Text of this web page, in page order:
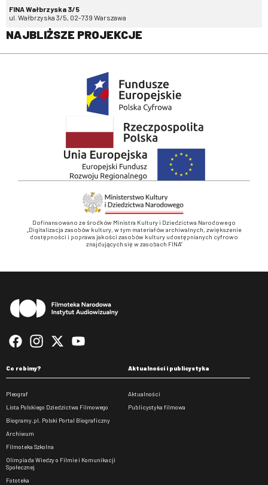
FINA Wałbrzyska 3/5
ul. Wałbrzyska 3/5, 02-739 Warszawa
NAJBLIŻSZE PROJEKCJE
Dofinansowano ze środków Ministra Kultury i Dziedzictwa Narodowego
„Digitalizacja zasobów kultury, w tym materiałów archiwalnych, zwiększenie
dostępności i poprawa jakości zasobów kultury udostępnianych cyfrowo
znajdujących się w zasobach FINA”
Co robimy?
Pleograf
Lista Polskiego Dziedzictwa Filmowego
Biogramy.pl. Polski Portal Biograficzny
Archiwum
Filmoteka Szkolna
Olimpiada Wiedzy o Filmie i Komunikacji
Społecznej
Fototeka
Aktualności i publicystyka
Aktualności
Publicystyka filmowa